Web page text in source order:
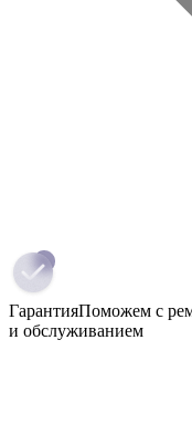
ГарантияПоможем с
и обслуживанием